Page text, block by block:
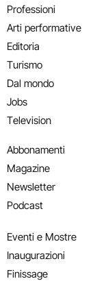
Professioni
Arti performative
Editoria
Turismo
Dal mondo
Jobs
Television
Abbonamenti
Magazine
Newsletter
Podcast
Eventi e Mostre
Inaugurazioni
Finissage